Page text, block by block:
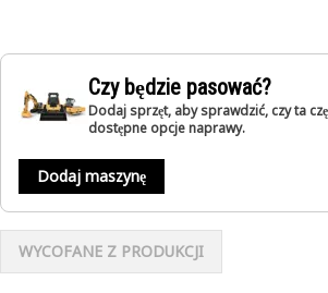
Czy będzie pasować?
Dodaj sprzęt, aby sprawdzić, czy ta
dostępne opcje naprawy.
Dodaj maszynę
WYCOFANE Z PRODUKCJI